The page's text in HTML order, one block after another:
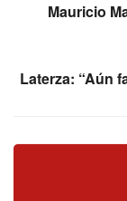
Mauricio
Laterza: “Aún